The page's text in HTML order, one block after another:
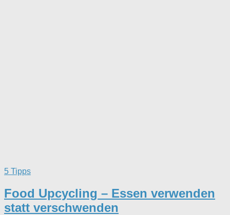
5 Tipps
Food Upcycling – Essen verwenden
statt verschwenden